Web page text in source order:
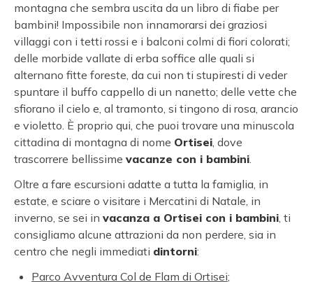
montagna che sembra uscita da un libro di fiabe per
bambini! Impossibile non innamorarsi dei graziosi
villaggi con i tetti rossi e i balconi colmi di fiori colorati;
delle morbide vallate di erba soffice alle quali si
alternano fitte foreste, da cui non ti stupiresti di veder
spuntare il buffo cappello di un nanetto; delle vette che
sfiorano il cielo e, al tramonto, si tingono di rosa, arancio
e violetto. È proprio qui, che puoi trovare una minuscola
cittadina di montagna di nome Ortisei, dove
trascorrere bellissime vacanze con i bambini.
Oltre a fare escursioni adatte a tutta la famiglia, in
estate, e sciare o visitare i Mercatini di Natale, in
inverno, se sei in vacanza a Ortisei con i bambini, ti
consigliamo alcune attrazioni da non perdere, sia in
centro che negli immediati dintorni:
Parco Avventura Col de Flam di Ortisei;